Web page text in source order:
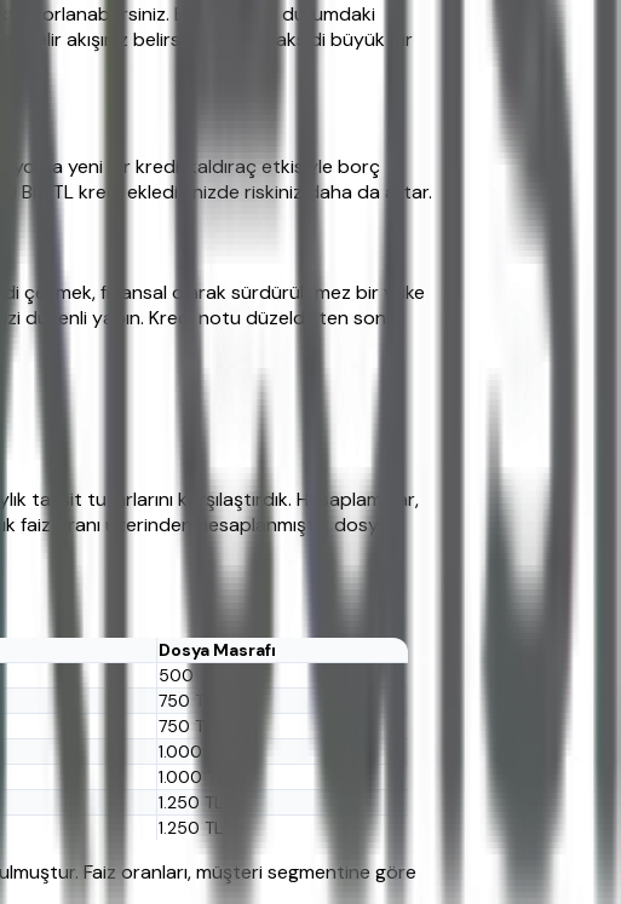
zorlanabilirsiniz. Bankalar bu durumdaki
Gelir akışınız belirsizse kredi taksidi büyük bir
yeni bir kredi, kaldıraç etkisiyle borç
Bin TL kredi eklediğinizde riskiniz daha da artar.
çekmek, finansal olarak sürdürülemez bir yüke
düzenli yapın. Kredi notu düzeldikten sonra
taksit tutarlarını karşılaştırdık. Hesaplamalar,
oranı üzerinden hesaplanmıştır; dosya
Dosya Masrafı
500 TL
750 TL
750 TL
1.000 TL
1.000 TL
1.250 TL
1.250 TL
Faiz oranları, müşteri segmentine göre